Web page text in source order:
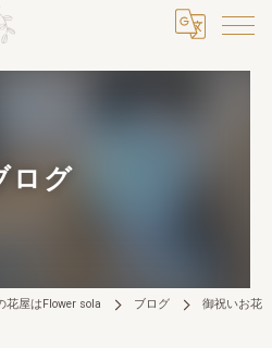
ログ
花屋はFlower sola ブログ 御祝いお花